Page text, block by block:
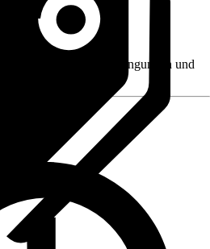
wie z. B. Rückgabebedingungen und
Verkäufernamen.